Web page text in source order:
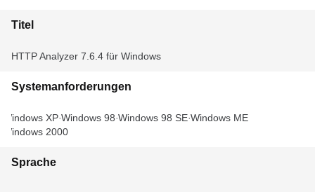
Titel
HTTP Analyzer 7.6.4 für Windows
Systemanforderungen
Windows XP Windows 98 Windows 98 SE Windows ME
Windows 2000
Sprache